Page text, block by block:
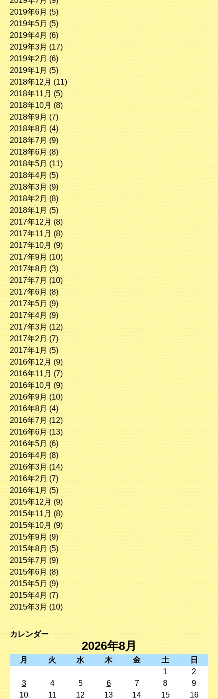
2019年6月 (5)
2019年5月 (5)
2019年4月 (6)
2019年3月 (17)
2019年2月 (6)
2019年1月 (5)
2018年12月 (11)
2018年11月 (5)
2018年10月 (8)
2018年9月 (7)
2018年8月 (4)
2018年7月 (9)
2018年6月 (8)
2018年5月 (11)
2018年4月 (5)
2018年3月 (9)
2018年2月 (8)
2018年1月 (5)
2017年12月 (8)
2017年11月 (8)
2017年10月 (9)
2017年9月 (10)
2017年8月 (3)
2017年7月 (10)
2017年6月 (8)
2017年5月 (9)
2017年4月 (9)
2017年3月 (12)
2017年2月 (7)
2017年1月 (5)
2016年12月 (9)
2016年11月 (7)
2016年10月 (9)
2016年9月 (10)
2016年8月 (4)
2016年7月 (12)
2016年6月 (13)
2016年5月 (6)
2016年4月 (8)
2016年3月 (14)
2016年2月 (7)
2016年1月 (5)
2015年12月 (9)
2015年11月 (8)
2015年10月 (9)
2015年9月 (9)
2015年8月 (5)
2015年7月 (9)
2015年6月 (8)
2015年5月 (9)
2015年4月 (7)
2015年3月 (10)
カレンダー
2026年8月
月 火 水 木 金 土
日
1
2
3
4 5 6 7 8
9
10
11 12 13 14 15 16